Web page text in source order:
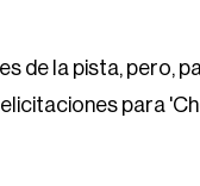
de la pista, pero,
para